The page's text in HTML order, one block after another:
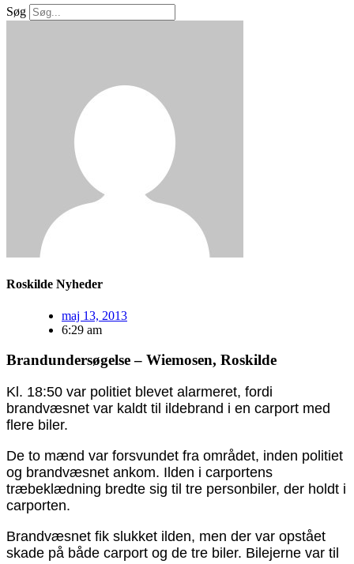
Søg
Roskilde Nyheder
maj 13, 2013
6:29 am
Brandundersøgelse – Wiemosen, Roskilde
Kl. 18:50 var politiet blevet alarmeret, fordi
brandvæsnet var kaldt til ildebrand i en carport med
flere biler.
De to mænd var forsvundet fra området, inden politiet
og brandvæsnet ankom. Ilden i carportens
træbeklædning bredte sig til tre personbiler, der holdt i
carporten.
Brandvæsnet fik slukket ilden, men der var opstået
skade på både carport og de tre biler. Bilejerne var til